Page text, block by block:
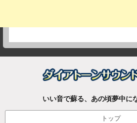
いい音で蘇る、あの頃夢中に
トップ